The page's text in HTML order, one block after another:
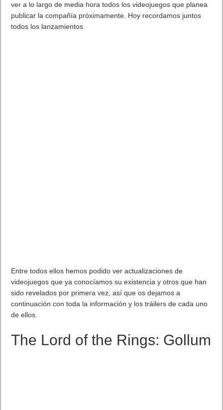
ver a lo largo de media hora todos los videojuegos que planea
publicar la compañía próximamente. Hoy recordamos juntos
todos los lanzamientos
Entre todos ellos hemos podido ver actualizaciones de
videojuegos que ya conocíamos su existencia y otros que han
sido revelados por primera vez, así que os dejamos a
continuación con toda la información y los tráilers de cada uno
de ellos.
The Lord of the Rings: Gollum